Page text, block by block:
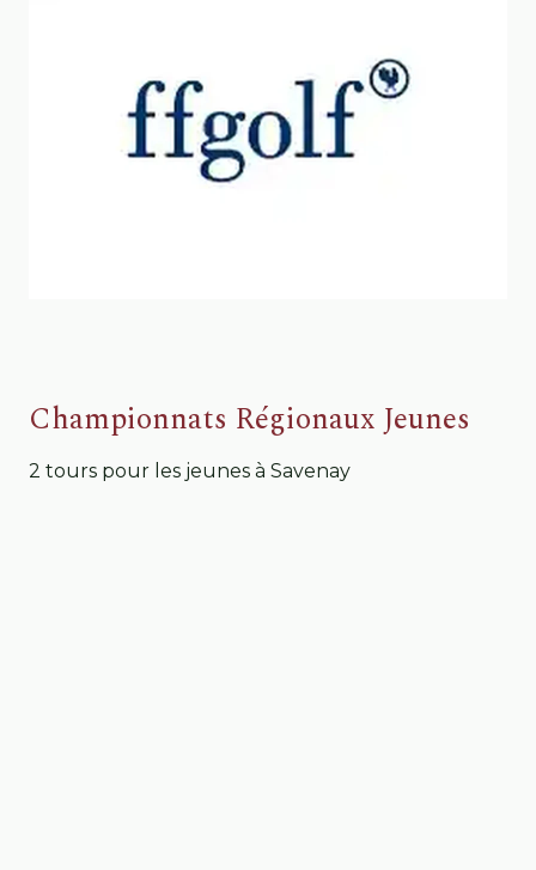
Championnats Régionaux Jeunes
2 tours pour les jeunes à Savenay